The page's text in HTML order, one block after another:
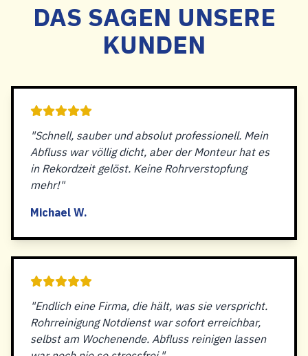
DAS SAGEN UNSERE
KUNDEN
"Schnell, sauber und absolut professionell. Mein
Abfluss war völlig dicht, aber der Monteur hat es
in Rekordzeit gelöst. Keine Rohrverstopfung
mehr!"
Michael W.
"Endlich eine Firma, die hält, was sie verspricht.
Rohrreinigung Notdienst war sofort erreichbar,
selbst am Wochenende. Abfluss reinigen lassen